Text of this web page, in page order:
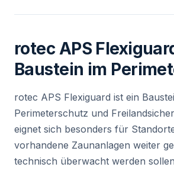
rotec APS
Baustein im
rotec APS Flexiguard ist ein
Perimeterschutz und
eignet sich besonders für
vorhandene Zaunanlagen weiter
technisch überwacht werden